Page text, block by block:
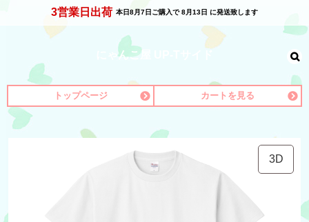
3営業日出荷 本日8月7日 ご購入で8月13日 に発送致します
にゃんこ屋 UP-Tサイド
トップページ カートを見る
3D